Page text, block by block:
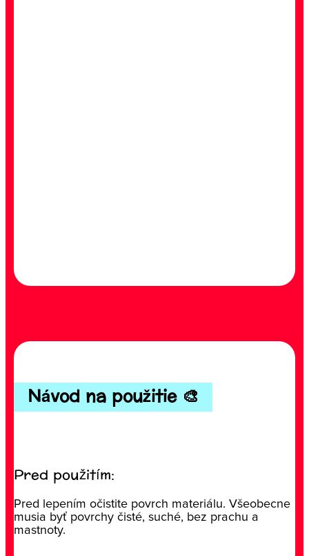
Návod na použitie 🎨
Pred použitím:
Pred lepením očistite povrch materiálu. Všeobecne
musia byť povrchy čisté, suché, bez prachu a
mastnoty.